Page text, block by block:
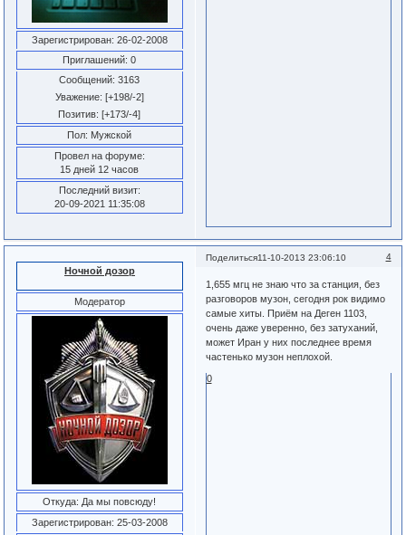
Зарегистрирован: 26-02-2008
Приглашений: 0
Сообщений: 3163
Уважение: [+198/-2]
Позитив: [+173/-4]
Пол: Мужской
Провел на форуме:
15 дней 12 часов
Последний визит:
20-09-2021 11:35:08
Поделиться 4
11-10-2013 23:06:10
Ночной дозор
Модератор
Откуда: Да мы повсюду!
Зарегистрирован: 25-03-2008
1,655 мгц не знаю что за станция, без
разговоров музон, сегодня рок видимо
самые хиты. Приём на Деген 1103,
очень даже уверенно, без затуханий,
может Иран у них последнее время
частенько музон неплохой.
0